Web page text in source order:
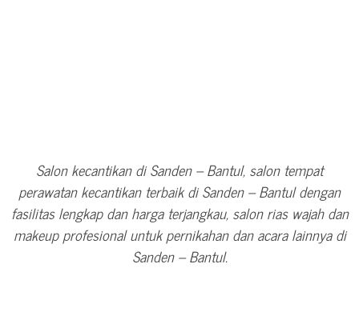
Salon kecantikan di Sanden – Bantul, salon tempat
perawatan kecantikan terbaik di Sanden – Bantul dengan
fasilitas lengkap dan harga terjangkau, salon rias wajah dan
makeup profesional untuk pernikahan dan acara lainnya di
Sanden – Bantul.